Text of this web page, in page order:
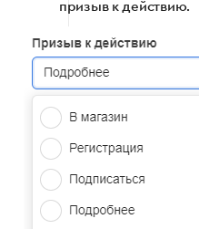
призыв к действию.